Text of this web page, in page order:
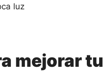
luz
mejorar